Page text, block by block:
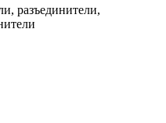
разъединители,